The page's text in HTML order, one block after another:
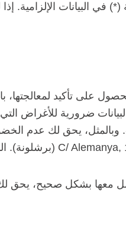
(*) في البيانات
على تأكيد
ضرورية للأغراض
وبالمثل، يحق لك عدم
معها بشكل صحيح، يحق لك